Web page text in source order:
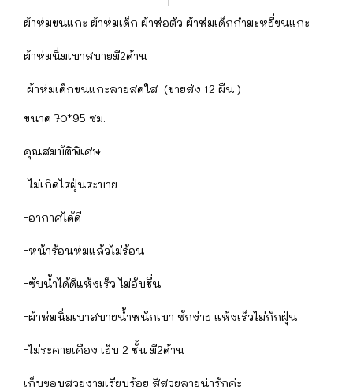
ผ้าห่มขนแกะ ผ้าห่มเด็ก ผ้าห่อตัว ผ้าห่มเด็กกำมะหยี่ขนแกะ
​​ผ้าห่มนิ่มเบาสบายมี2ด้าน
ผ้าห่มเด็กขนแกะลายสดใส (ขายส่ง 12 ผืน )
ขนาด 70*95 ซม.
คุณสมบัติพิเศษ
-ไม่เกิดไรฝุ่นระบาย
-อากาศได้ดี
-หน้าร้อนห่มแล้วไม่ร้อน
-ซับน้ำได้ดีแห้งเร็ว ไม่อับชื่น
-ผ้าห่มนิ่มเบาสบายน้ำหนักเบา ซักง่าย แห้งเร็วไม่กักฝุ่น
-ไม่ระคายเคือง เย็บ 2 ชั้น มี2ด้าน
เก็บขอบสวยงามเรียบร้อย สีสวยลายน่ารักค่ะ